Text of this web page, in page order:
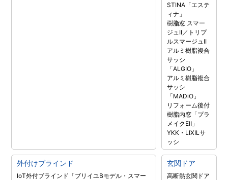
STINA「エステ
ィナ」
樹脂窓 スマー
ジュII／トリプ
ルスマージュII
アルミ樹脂複合
サッシ
「ALGIO」
アルミ樹脂複合
サッシ
「MADiO」
リフォーム後付
樹脂内窓「プラ
メイクEⅡ」
YKK・LIXILサ
ッシ
外付けブラインド
IoT外付ブラインド「ブリイユBモデル・スマー
玄関ドア
高断熱玄関ドア